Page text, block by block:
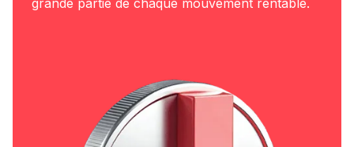
grande partie de chaque mouvement rentable.